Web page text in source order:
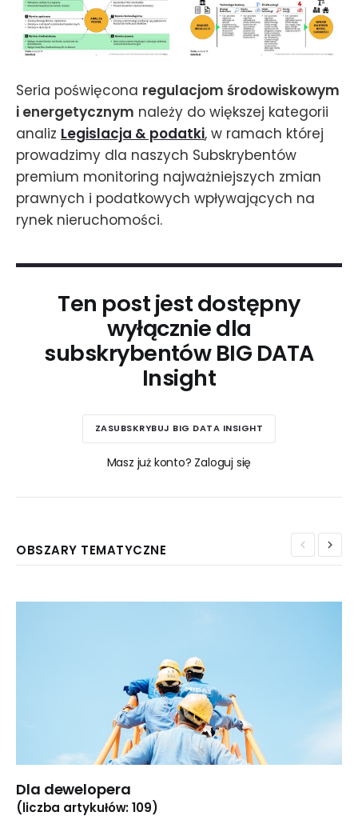
Seria poświęcona regulacjom środowiskowym
i energetycznym należy do większej kategorii
analiz Legislacja & podatki, w ramach której
prowadzimy dla naszych Subskrybentów
premium monitoring najważniejszych zmian
prawnych i podatkowych wpływających na
rynek nieruchomości.
Ten post jest dostępny
wyłącznie dla
subskrybentów BIG DATA
Insight
ZASUBSKRYBUJ BIG DATA INSIGHT
Masz już konto? Zaloguj się
OBSZARY TEMATYCZNE
Dla dewelopera
(liczba artykułów: 109)